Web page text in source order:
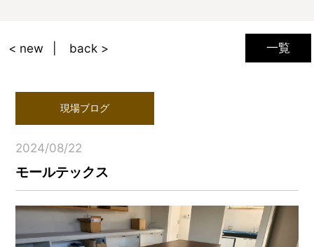
一覧
< new back >
現場ブログ
2024/08/22
モールテックス